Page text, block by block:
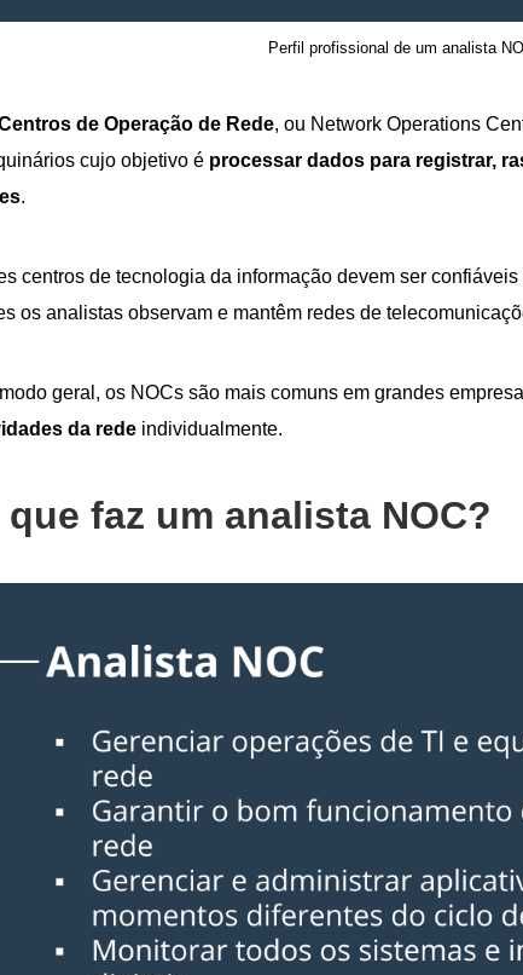
Perfil profissional de um analista
de Operação de Rede, ou Network Operations
cujo objetivo é processar dados para registrar,
.
centros de tecnologia da informação devem ser
os analistas observam e mantêm redes de
geral, os NOCs são mais comuns em grandes
da rede individualmente.
que faz um analista NOC?